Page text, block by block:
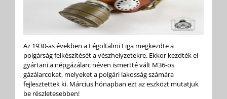
Az 1930-as években a Légoltalmi Liga megkezdte a
polgárság felkészítését a vészhelyzetekre. Ekkor kezdték el
gyártani a népgázálarc néven ismertté vált M36-os
gázálarcokat, melyeket a polgári lakosság számára
fejlesztettek ki. Március hónapban ezt az eszközt mutatjuk
be részletesebben!